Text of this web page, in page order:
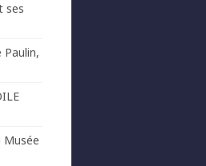
ses
Paulin,
Musée